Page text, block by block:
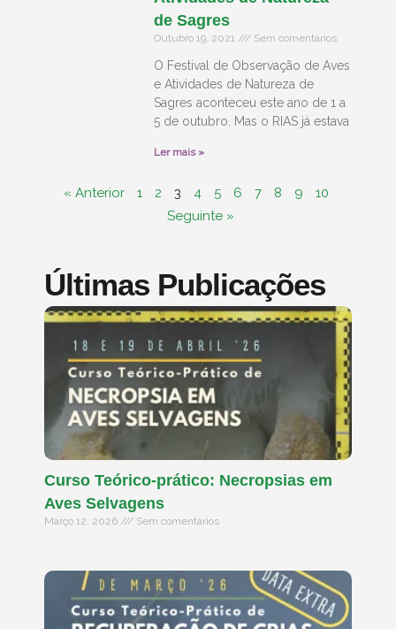
de Sagres
Outubro 19, 2021 Sem comentários
O Festival de Observação de Aves
e Atividades de Natureza de
Sagres aconteceu este ano de 1 a
5 de outubro. Mas o RIAS já estava
Ler mais »
« Anterior 1 2 3 4 5 6 7 8 9
10
Seguinte »
Últimas Publicações
Curso Teórico-prático: Necropsias em
Aves Selvagens
Março 12, 2026 Sem comentários